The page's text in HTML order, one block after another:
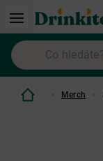
Merch